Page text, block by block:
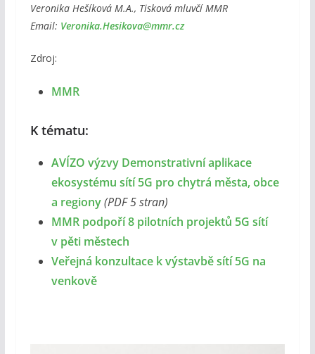
Veronika Hešíková M.A., Tisková mluvčí MMR
Email: Veronika.Hesikova@mmr.cz
Zdroj:
MMR
K tématu:
AVÍZO výzvy Demonstrativní aplikace
ekosystému sítí 5G pro chytrá města, obce
a regiony(PDF 5 stran)
MMR podpoří 8 pilotních projektů 5G sítí
v pěti městech
Veřejná konzultace k výstavbě sítí 5G na
venkově